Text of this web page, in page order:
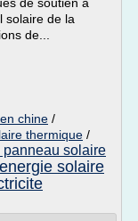
solaire de la
de...
chine /
thermique /
solaire
solaire